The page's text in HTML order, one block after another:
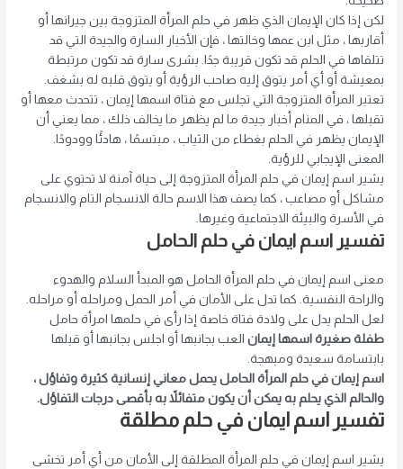
لكن إذا كان الإيمان الذي ظهر في حلم المرأة المتزوجة بين جيرانها أو
أقاربها ، مثل ابن عمها وخالتها ، فإن الأخبار السارة والجيدة التي قد
تتلقاها في الحلم قد تكون قريبة جدًا. بشرى سارة قد تكون مرتبطة
بمعيشة أو أي أمر يتوق إليه صاحب الرؤية أو يتوق قلبه له بشغف.
تعتبر المرأة المتزوجة التي تجلس مع فتاة اسمها إيمان ، تتحدث معها أو
تقبلها ، في المنام
أخبار جيدة ما لم يظهر ما يخالف ذلك ، مما يعني أن
الإيمان يظهر في الحلم بغطاء من الثياب ، مبتسمًا ، هادئًا وودودًا.
المعنى الإيجابي للرؤية
يشير اسم إيمان في حلم المرأة المتزوجة إلى حياة آمنة لا تحتوي على
مشاكل أو مصاعب ، كما يصف هذا الاسم حالة الانسجام التام والانسجام
في الأسرة والبيئة الاجتماعية وغيرها.
تفسير اسم ايمان في حلم الحامل
معنى اسم إيمان في حلم المرأة الحامل هو المبدأ
السلام والهدوء
والراحة النفسية . كما تدل على الأمان في أمر الحمل ومراحله أو مراحله.
لعل الحلم يدل على ولادة فتاة خاصة إذا رأى في حلمها امرأة حامل
طفلة صغيرة اسمها إيمان العب بجانبها أو اجلس بجانبها أو قبلها
بابتسامة سعيدة ومبهجة.
اسم إيمان في حلم المرأة الحامل يحمل معاني إنسانية كثيرة وتفاؤل ،
والحالم الذي يحلم به يمكن أن يكون متفائلاً به بأقصى درجات التفاؤل.
تفسير اسم ايمان في حلم مطلقة
يشير اسم إيمان في حلم المرأة المطلقة إلى الأمان من أي أمر تخشى